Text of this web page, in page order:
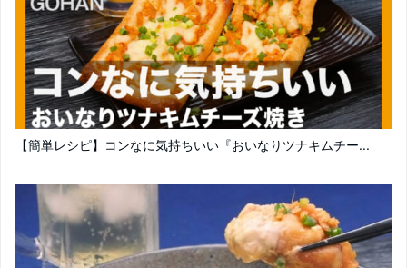
【簡単レシピ】コンなに気持ちいい『おいなりツナキムチー...